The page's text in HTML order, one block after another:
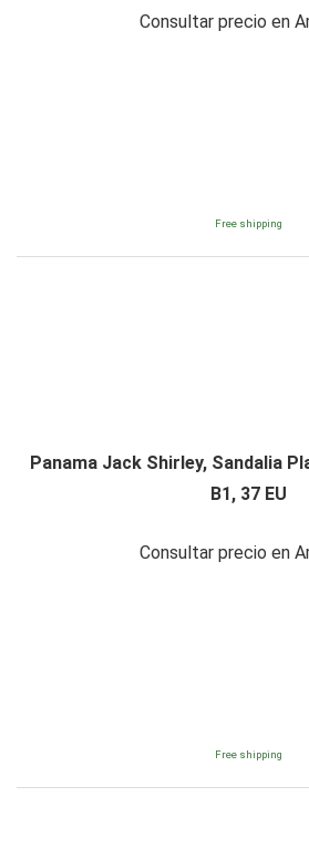
Consultar precio en
Free shipping
Panama Jack Shirley, Sandalia
B1, 37 EU
Consultar precio en
Free shipping